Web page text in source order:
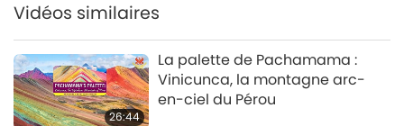
Vidéos similaires
26:44
La palette de Pachamama :
Vinicunca, la montagne arc-
en-ciel du Pérou